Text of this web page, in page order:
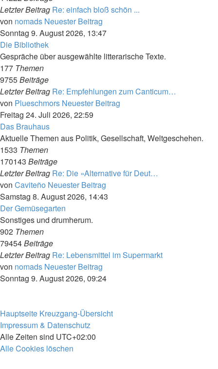
Letzter Beitrag Re: einfach bloß schön ...
von nomads Neuester Beitrag
Sonntag 9. August 2026, 13:47
Die Bibliothek
Gespräche über ausgewählte litterarische Texte.
177 Themen
9755Beiträge
Letzter Beitrag Re: Empfehlungen zum Canticum…
von Plueschmors Neuester Beitrag
Freitag 24. Juli 2026, 22:59
Das Brauhaus
Aktuelle Themen aus Politik, Gesellschaft, Weltgeschehen.
1533 Themen
170143 Beiträge
Letzter Beitrag Re: Die »Alternative für Deut…
von Caviteño Neuester Beitrag
Samstag 8. August 2026, 14:43
Der Gemüsegarten
Sonstiges und drumherum.
902 Themen
79454Beiträge
Letzter Beitrag Re: Lebensmittel im Supermarkt
von nomads Neuester Beitrag
Sonntag 9. August 2026, 09:24
Hauptseite Kreuzgang-Übersicht
Impressum & Datenschutz
Alle Zeiten sind UTC+02:00
Alle Cookies löschen